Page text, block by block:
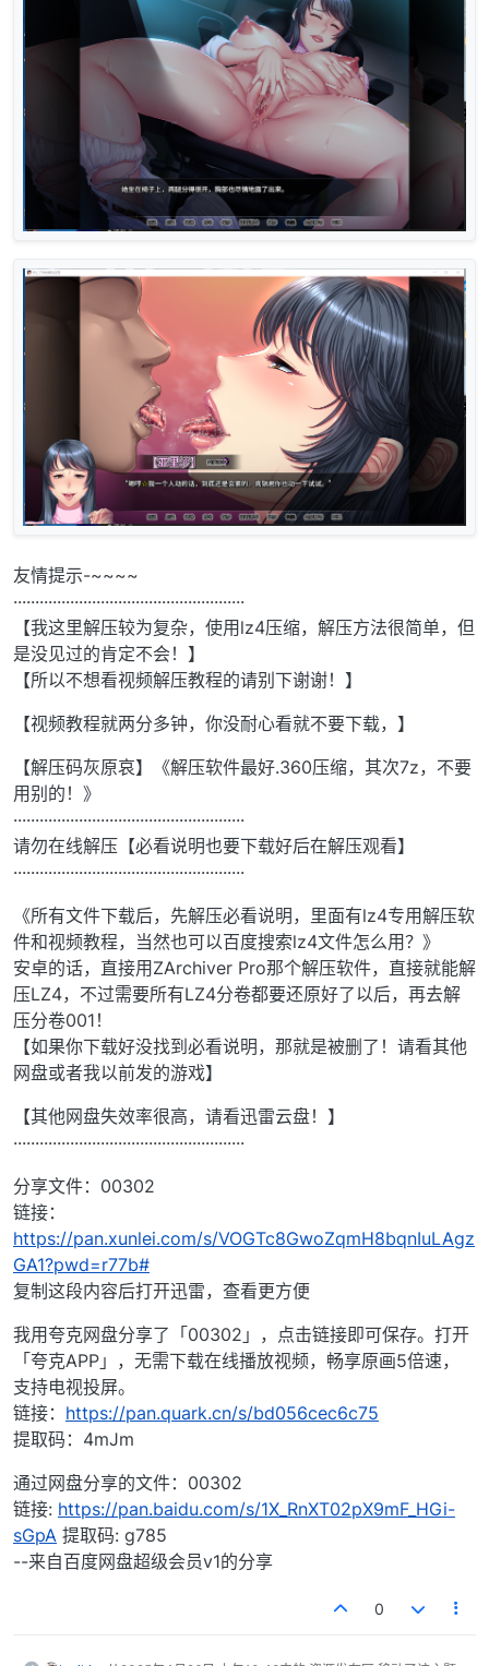
友情提示-~~~~
·····················································
【我这里解压较为复杂，使用lz4压缩，解压方法很简单，但
是没见过的肯定不会！】
【所以不想看视频解压教程的请别下谢谢！】
【视频教程就两分多钟，你没耐心看就不要下载，】
【解压码灰原哀】《解压软件最好.360压缩，其次7z，不要
用别的！》
·····················································
请勿在线解压【必看说明也要下载好后在解压观看】
·····················································
《所有文件下载后，先解压必看说明，里面有lz4专用解压软
件和视频教程，当然也可以百度搜索lz4文件怎么用？》
安卓的话，直接用ZArchiver Pro那个解压软件，直接就能解
压LZ4，不过需要所有LZ4分卷都要还原好了以后，再去解
压分卷001！
【如果你下载好没找到必看说明，那就是被删了！请看其他
网盘或者我以前发的游戏】
【其他网盘失效率很高，请看迅雷云盘！】
·····················································
分享文件：00302
链接：
https://pan.xunlei.com/s/VOGTc8GwoZqmH8bqnIuLAgz
GA1?pwd=r77b#
复制这段内容后打开迅雷，查看更方便
我用夸克网盘分享了「00302」，点击链接即可保存。打开
「夸克APP」，无需下载在线播放视频，畅享原画5倍速，
支持电视投屏。
链接： https://pan.quark.cn/s/bd056cec6c75
提取码：4mJm
通过网盘分享的文件：00302
链接: https://pan.baidu.com/s/1X_RnXT02pX9mF_HGi-
sGpA 提取码: g785
--来自百度网盘超级会员v1的分享
0